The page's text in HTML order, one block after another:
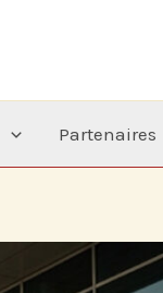
Partenaires